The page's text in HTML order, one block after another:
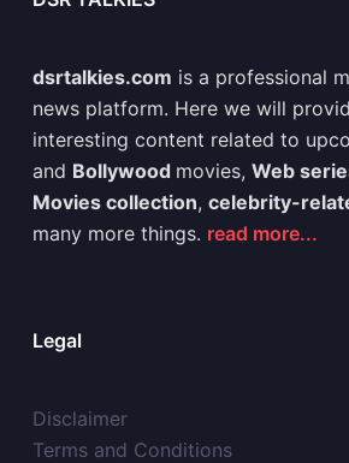
dsrtalkies.com is a professional
news platform. Here we will
interesting content related to
and Bollywood movies, Web
Movies collection, celebrity-
many more things. read more...
Legal
Disclaimer
Terms and Conditions